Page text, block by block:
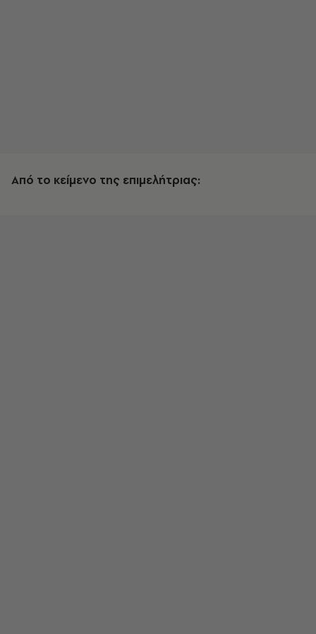
Από το κείμενο της επιμελήτριας: